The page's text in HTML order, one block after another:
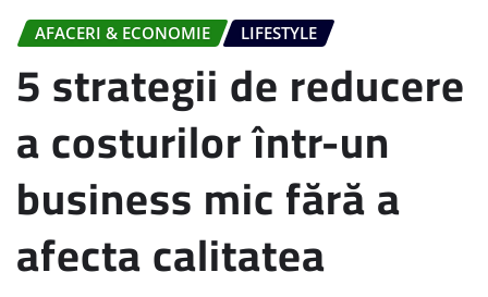
AFACERI & ECONOMIE LIFESTYLE
5 strategii de reducere
a costurilor într-un
business mic fără a
afecta calitatea